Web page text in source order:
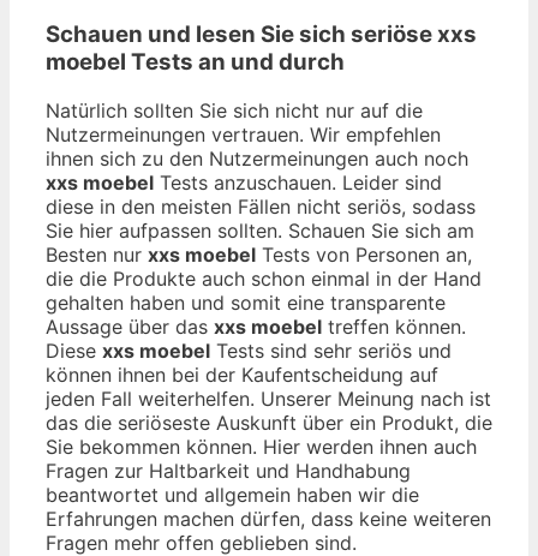
Schauen und lesen Sie sich seriösexxs
moebel Tests an und durch
Natürlich sollten Sie sich nicht nur auf die
Nutzermeinungen vertrauen. Wir empfehlen
ihnen sich zu den Nutzermeinungen auch noch
xxs moebel Tests anzuschauen. Leider sind
diese in den meisten Fällen nicht seriös, sodass
Sie hier aufpassen sollten. Schauen Sie sich am
Besten nur xxs moebel Tests von Personen an,
die die Produkte auch schon einmal in der Hand
gehalten haben und somit eine transparente
Aussage über das xxs moebel treffen können.
Diese xxs moebel Tests sind sehr seriös und
können ihnen bei der Kaufentscheidung auf
jeden Fall weiterhelfen. Unserer Meinung nach ist
das die seriöseste Auskunft über ein Produkt, die
Sie bekommen können. Hier werden ihnen auch
Fragen zur Haltbarkeit und Handhabung
beantwortet und allgemein haben wir die
Erfahrungen machen dürfen, dass keine weiteren
Fragen mehr offen geblieben sind.